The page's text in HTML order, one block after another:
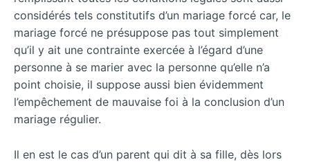
considérés tels constitutifs d’un mariage forcé car, le
mariage forcé ne présuppose pas tout simplement
qu’il y ait une contrainte exercée à l’égard d’une
personne à se marier avec la personne qu’elle n’a
point choisie, il suppose aussi bien évidemment
l’empêchement de mauvaise foi à la conclusion d’un
mariage régulier.
Il en est le cas d’un parent qui dit à sa fille, dès lors